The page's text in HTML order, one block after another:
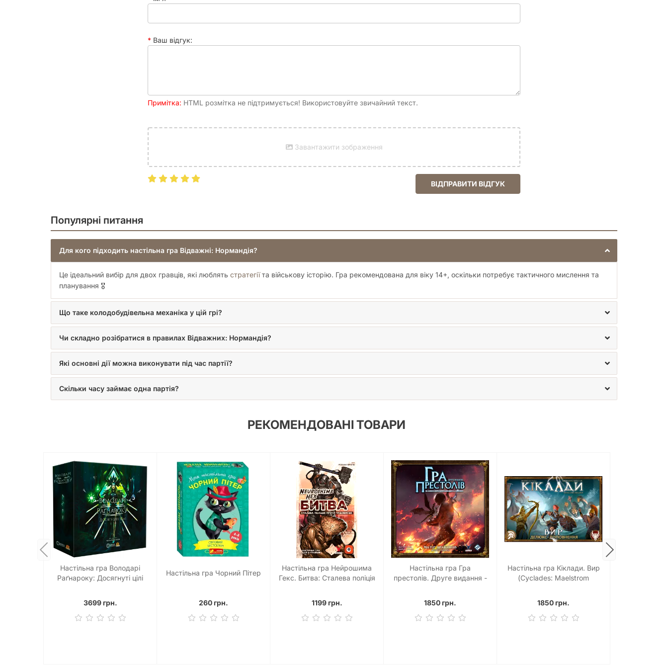
Ваш відгук:
Примітка: HTML розмітка не підтримується! Використовуйте звичайний текст.
Завантажити зображення
ВІДПРАВИТИ ВІДГУК
Популярні питання
Для кого підходить настільна гра Відважні: Нормандія?
Це ідеальний вибір для двох гравців, які люблять стратегіїта військову історію. Гра рекомендована для віку 14+, оскільки потребує тактичного мислення та
планування 🎖️
Що таке колодобудівельна механіка у цій грі?
Чи складно розібратися в правилах Відважних: Нормандія?
Які основні дії можна виконувати під час партії?
Скільки часу займає одна партія?
РЕКОМЕНДОВАНІ ТОВАРИ
Настільна гра Володарі
Раґнароку: Досягнуті цілі
3699 грн.
Настільна гра Чорний Пітер
260 грн.
Настільна гра Нейрошима
Гекс. Битва: Сталева поліція
1199 грн.
Настільна гра Гра
престолів. Друге видання -
1850 грн.
Настільна гра Кіклади. Вир
(Cyclades: Maelstrom
1850 грн.